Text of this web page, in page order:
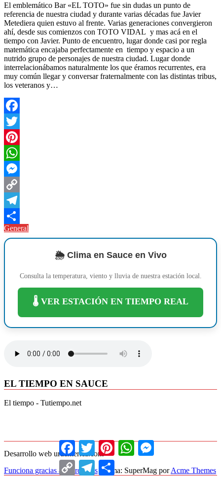
El emblemático Bar «EL TOTO» fue sin dudas un punto de
referencia de nuestra ciudad y durante varias décadas fue Javier
Metediera quien estuvo al frente. Varias generaciones convergieron
ahí, desde sus comienzos con TOTO VIDAL y mas acá en el
tiempo con Javier. Punto de encuentro, lugar donde casi por regla
matemática encajaba perfectamente en tiempo y espacio a un
nutrido grupo de personajes de nuestra ciudad. Lugar donde
interrelacionábamos naturalmente los que éramos recurrentes, era
muy común llegar y conversar fraternalmente con las distintas tribus,
los veteranos y…
Facebook
Twitter
Pinterest
WhatsApp
Messenger
Copy
Link
Telegram
Compartir
General
🌦️ Clima en Sauce en Vivo
Consulta la temperatura, viento y lluvia de nuestra estación local.
🌡️ VER ESTACIÓN EN TIEMPO REAL
EL TIEMPO EN SAUCE
El tiempo - Tutiempo.net
Desarrollo web uruamerica.com
Funciona gracias a WordPress |Tema: SuperMag porAcme Themes
FacebookTwitterPinterestWhatsAppMessenger
Copy
Link
Telegram